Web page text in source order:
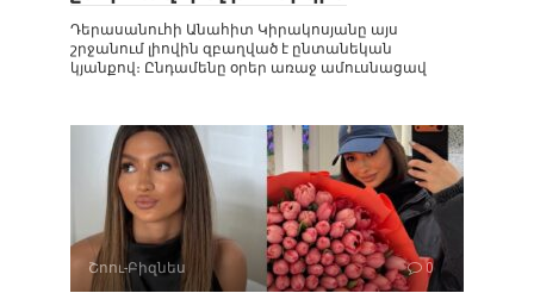
Դերասանուհի Անահիտ Կիրակոսյանը այս
շրջանում լիովին զբաղված է ընտանեկան
կյանքով։ Ընդամենը օրեր առաջ ամուսնացավ
Շոու-Բիզնես 0